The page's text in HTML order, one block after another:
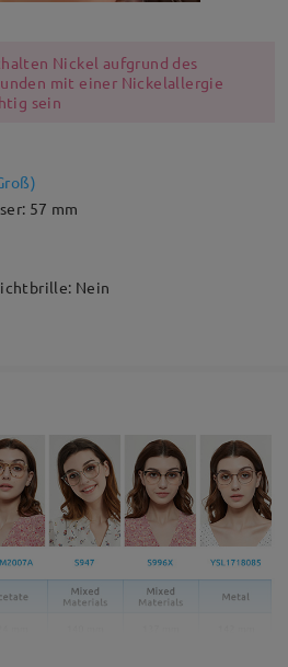
Nickel aufgrund des
mit einer Nickelallergie
sein
)
57 mm
Nein